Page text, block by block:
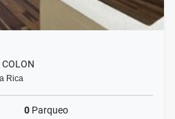
COLON
Rica
0 Parqueo